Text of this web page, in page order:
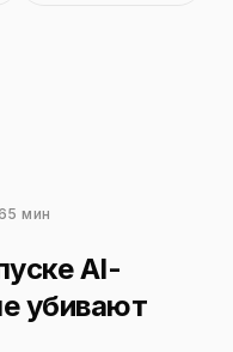
5 мин
AI-
убивают